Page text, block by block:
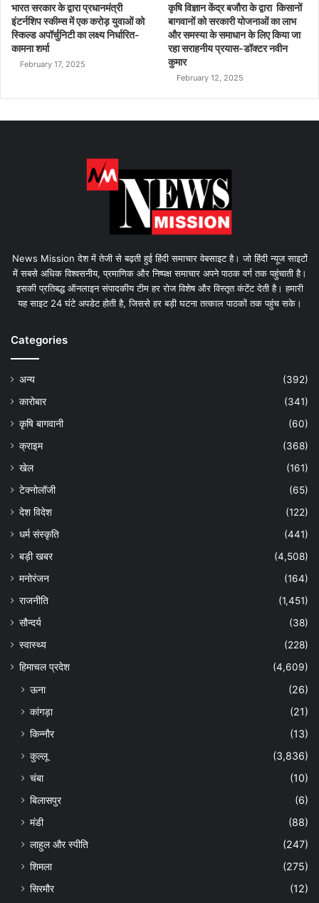
भारत सरकार के द्वारा प्रधानमंत्री
इंटर्नशिप स्कीम्स में एक करोड़ युवाओं को
स्किल्ड अपॉर्चुनिटी का लक्ष्य निर्धारित-
कामना शर्मा
February 17, 2025
कृषि विज्ञान केंद्र बजौरा के द्वारा किसानों
बागवानों को सरकारी योजनाओं का लाभ
और समस्या के समाधान के लिए किया जा
रहा सराहनीय प्रयास-डॉक्टर नवीन
कुमार
February 12, 2025
News Mission देश में तेजी से बढ़ती हुई हिंदी समाचार वेबसाइट है। जो हिंदी न्यूज साइटों
में सबसे अधिक विश्वसनीय, प्रमाणिक और निष्पक्ष समाचार अपने पाठक वर्ग तक पहुंचाती है।
इसकी प्रतिबद्ध ऑनलाइन संपादकीय टीम हर रोज विशेष और विस्तृत कंटेंट देती है। हमारी
यह साइट 24 घंटे अपडेट होती है, जिससे हर बड़ी घटना तत्काल पाठकों तक पहुंच सके।
Categories
अन्य
(392)
कारोबार
(341)
कृषि बागवानी
(60)
क्राइम
(368)
खेल
(161)
टेक्नोलॉजी
(65)
देश विदेश
(122)
धर्म संस्कृति
(441)
बड़ी खबर
(4,508)
मनोरंजन
(164)
राजनीति
(1,451)
सौन्दर्य
(38)
स्वास्थ्य
(228)
हिमाचल प्रदेश
(4,609)
ऊना
(26)
कांगड़ा
(21)
किन्नौर
(13)
कुल्लू
(3,836)
चंबा
(10)
बिलासपुर
(6)
मंडी
(88)
लाहुल और स्पीति
(247)
शिमला
(275)
सिरमौर
(12)